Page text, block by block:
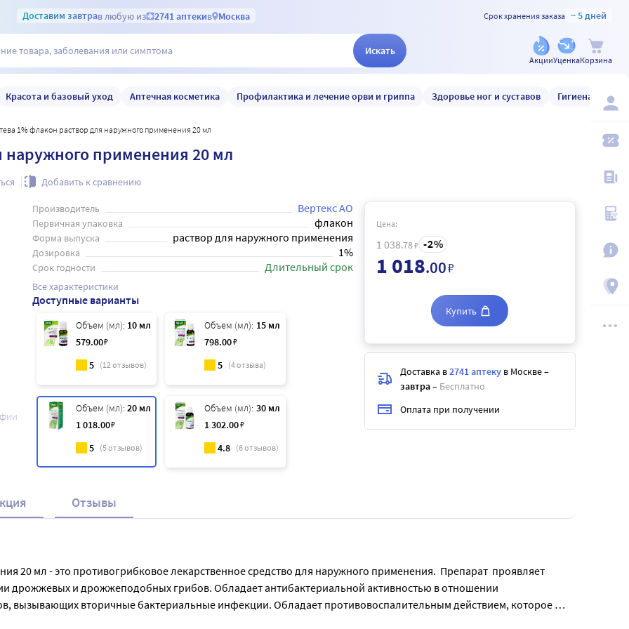
Доставим завтрав любую из 2741 аптекив Москва Срок хранения заказа ~ 5 дней
Искать
АкцииУценкаКорзина
Красота и базовый уход Аптечная косметика Профилактика и лечение орви и гриппа Здоровье ног и суставов Гигиена и уход
1% флакон раствор для наружного применения 20 мл
применения 20 мл
Добавить к сравнению
Производитель Вертекс АО
Первичная упаковка флакон
Форма выпуска раствор для наружного применения
Дозировка 1%
Срок годности Длительный срок
Все характеристики
Доступные варианты
Объем (мл): 10 мл
579.00₽
5 (12отзывов)
Объем (мл): 15 мл
798.00₽
5 (4отзыва)
Объем (мл): 20 мл
1 018.00₽
5 (5отзывов)
Объем (мл): 30 мл
1 302.00₽
4.8 (6отзывов)
Цена:
1 038.78₽ 2
1 018.00₽
Купить
Доставка в2741 аптеку в Москве–
завтра– Бесплатно
Оплата при получении
Отзывы
20 мл - это противогрибковое лекарственное средство для наружного применения.  Препарат  проявляет
дрожжевых и дрожжеподобных грибов. Обладает антибактериальной активностью в отношении
вызывающих вторичные бактериальные инфекции. Обладает противовоспалительным действием, которое
особенно зуда.  Применяется  для лечения  грибковых инфекций кожи и кожных складок, грибковых инфекций